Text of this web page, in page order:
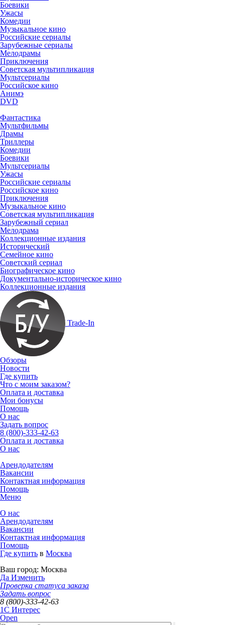
Боевики
Ужасы
Комедии
Музыкальное кино
Российские сериалы
Зарубежные сериалы
Мелодрамы
Приключения
Советская мультипликация
Мультсериалы
Российское кино
Анимэ
DVD
Фантастика
Мультфильмы
Драмы
Триллеры
Комедии
Боевики
Мультсериалы
Ужасы
Российские сериалы
Российское кино
Приключения
Музыкальное кино
Советская мультипликация
Зарубежный сериал
Мелодрама
Коллекционные издания
Исторический
Семейное кино
Советский сериал
Биографическое кино
Документально-историческое кино
Коллекционные издания
Trade-In
Обзоры
Новости
Где купить
Что с моим заказом?
Оплата и доставка
Мои бонусы
Помощь
О нас
Задать вопрос
8 (800)-333-42-63
Оплата и доставка
О нас
Арендодателям
Вакансии
Контактная информация
Помощь
Меню
О нас
Арендодателям
Вакансии
Контактная информация
Помощь
Где купить в Москва
Ваш город: Москва
Да Изменить
Проверка статуса заказа
Задать вопрос
8 (800)-333-42-63
1C Интерес
Open